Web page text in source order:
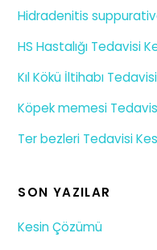
Hidradenitis
HS Hastalığı Tedavisi
Kıl Kökü İltihabı
Köpek memesi
Ter bezleri Tedavisi
SON YAZILAR
Kesin Çözümü